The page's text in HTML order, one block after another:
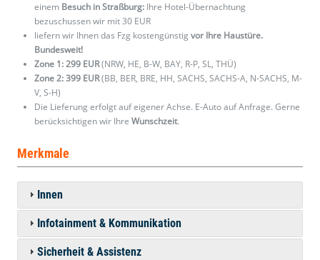
einem Besuch in Straßburg: Ihre Hotel-Übernachtung
bezuschussen wir mit 30 EUR
liefern wir Ihnen das Fzg kostengünstig vor Ihre Haustüre.
Bundesweit!
Zone 1: 299 EUR(NRW, HE, B-W, BAY, R-P, SL, THÜ)
Zone 2: 399 EUR(BB, BER, BRE, HH, SACHS, SACHS-A, N-SACHS, M-
V, S-H)
Die Lieferung erfolgt auf eigener Achse. E-Auto auf Anfrage. Gerne
berücksichtigen wir Ihre Wunschzeit.
Merkmale
Innen
Infotainment & Kommunikation
Sicherheit & Assistenz